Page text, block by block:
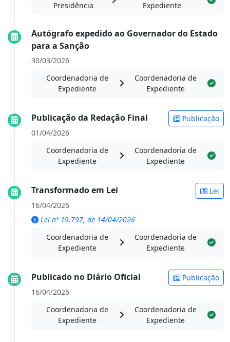
Presidência
Expediente
Autógrafo expedido ao Governador do Estado
para a Sanção
30/03/2026
Coordenadoria de
Expediente
Coordenadoria de
Expediente
Publicação da Redação Final
Publicação
01/04/2026
Coordenadoria de
Expediente
Coordenadoria de
Expediente
Transformado em Lei
Lei
16/04/2026
Lei nº 19.797, de 14/04/2026
Coordenadoria de
Expediente
Coordenadoria de
Expediente
Publicado no Diário Oficial
Publicação
16/04/2026
Coordenadoria de
Expediente
Coordenadoria de
Expediente